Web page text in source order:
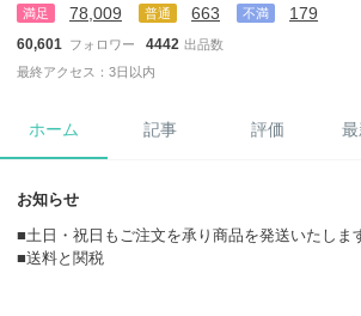
満足 78,009 普通 663 不満 179
60,601 フォロワー 4442 出品数
最終アクセス：3日以内
ホーム 記事 評価
お知らせ
■土日・祝日もご注文を承り商品を発送いたしま
■送料と関税